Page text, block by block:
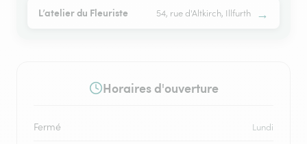
L’atelier du Fleuriste 54, rue d'Altkirch, Illfurth →
Horaires d'ouverture
Fermé Lundi